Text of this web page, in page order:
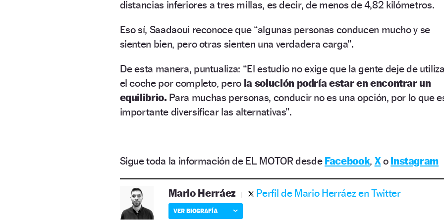
distancias inferiores a tres millas, es decir, de menos de 4,82 kilómetros.
Eso sí, Saadaoui reconoce que “algunas personas conducen mucho y se
sienten bien, pero otras sienten una verdadera carga”.
De esta manera, puntualiza: “El estudio no exige que la gente deje de
el coche por completo, pero la solución podría estar en encontrar un
equilibrio. Para muchas personas, conducir no es una opción, por lo que
importante diversificar las alternativas”.
Sigue toda la información de EL MOTOR desde Facebook, Xo Instagram
Mario Herráez Perfil de Mario Herráez en Twitter
VER BIOGRAFÍA